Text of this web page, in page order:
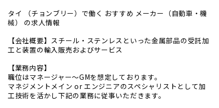
タイ （チョンブリー）で働く おすすめ メーカー（自動車・機
械） の求人情報
【会社概要】スチール・ステンレスといった金属部品の受託加
工と装置の輸入販売およびサービス
【業務内容】
職位はマネージャー～GMを想定しております。
マネジメントメイン or エンジニアのスペシャリストとして加
工技術を活かし下記の業務に従事いただきます。